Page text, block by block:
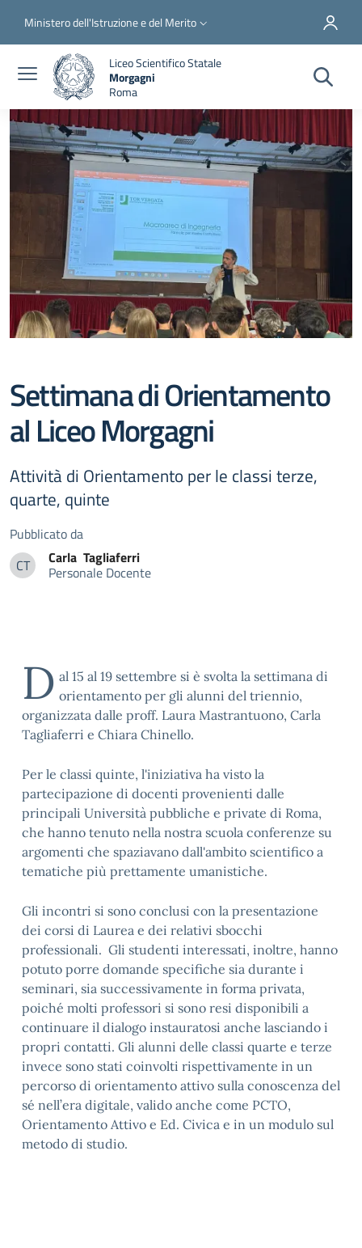
Slim top
Ministero dell'Istruzione e del Merito
Liceo Scientifico Statale
Morgagni
Roma
Settimana di Orientamento
al Liceo Morgagni
Attività di Orientamento per le classi terze,
quarte, quinte
Pubblicato da
CT
Carla Tagliaferri
Carla Tagliaferri
Personale Docente
D al 15 al 19 settembre si è svolta la settimana di
orientamento per gli alunni del triennio,
organizzata dalle proff. Laura Mastrantuono, Carla
Tagliaferri e Chiara Chinello.
Per le classi quinte, l'iniziativa ha visto la
partecipazione di docenti provenienti dalle
principali Università pubbliche e private di Roma,
che hanno tenuto nella nostra scuola conferenze su
argomenti che spaziavano dall'ambito scientifico a
tematiche più prettamente umanistiche.
Gli incontri si sono conclusi con la presentazione
dei corsi di Laurea e dei relativi sbocchi
professionali. Gli studenti interessati, inoltre, hanno
potuto porre domande specifiche sia durante i
seminari, sia successivamente in forma privata,
poiché molti professori si sono resi disponibili a
continuare il dialogo instauratosi anche lasciando i
propri contatti. Gli alunni delle classi quarte e terze
invece sono stati coinvolti rispettivamente in un
percorso di orientamento attivo sulla conoscenza del
sé nell’era digitale, valido anche come PCTO,
Orientamento Attivo e Ed. Civica e in un modulo sul
metodo di studio.